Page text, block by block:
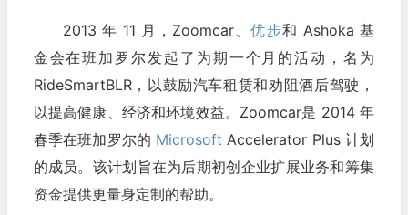
2013 年 11 月，Zoomcar、优步和 Ashoka 基
金会在班加罗尔发起了为期一个月的活动，名为
RideSmartBLR，以鼓励汽车租赁和劝阻酒后驾驶，
以提高健康、经济和环境效益。Zoomcar是 2014 年
春季在班加罗尔的 Microsoft Accelerator Plus 计划
的成员。该计划旨在为后期初创企业扩展业务和筹集
资金提供更量身定制的帮助。